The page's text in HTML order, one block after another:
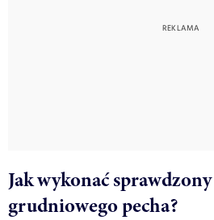
Jak wykonać
grudniowego pecha?